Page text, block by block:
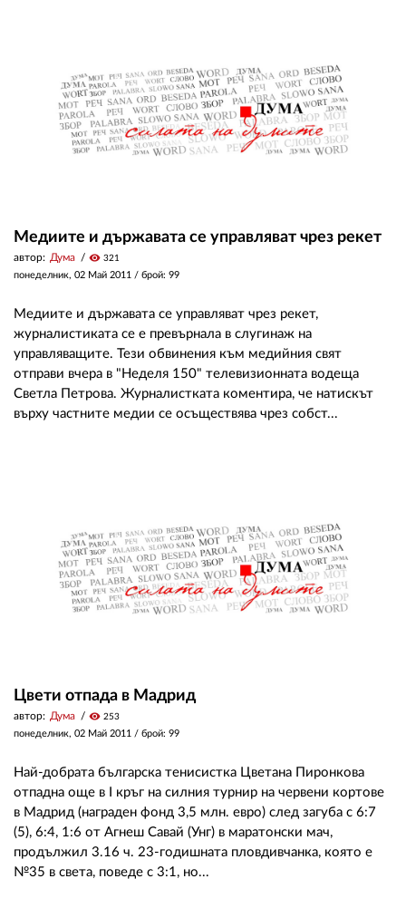
Медиите и държавата се управляват чрез рекет
автор: Дума visibility 321
понеделник, 02 Май 2011 / брой: 99
Медиите и държавата се управляват чрез рекет,
журналистиката се е превърнала в слугинаж на
управляващите. Тези обвинения към медийния свят
отправи вчера в "Неделя 150" телевизионната водеща
Светла Петрова. Журналистката коментира, че натискът
върху частните медии се осъществява чрез собст...
Цвети отпада в Мадрид
автор: Дума visibility 253
понеделник, 02 Май 2011 / брой: 99
Най-добрата българска тенисистка Цветана Пиронкова
отпадна още в I кръг на силния турнир на червени кортове
в Мадрид (награден фонд 3,5 млн. евро) след загуба с 6:7
(5), 6:4, 1:6 от Агнеш Савай (Унг) в маратонски мач,
продължил 3.16 ч. 23-годишната пловдивчанка, която е
№35 в света, поведе с 3:1, но...